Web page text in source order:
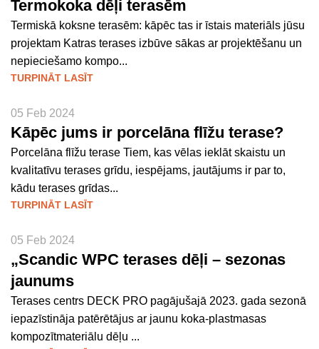
Termokoka dēļi terasēm
Termiskā koksne terasēm: kāpēc tas ir īstais materiāls jūsu
projektam Katras terases izbūve sākas ar projektēšanu un
nepieciešamo kompo...
TURPINĀT LASĪT
05 Feb 2024
Kāpēc jums ir porcelāna flīžu terase?
Porcelāna flīžu terase Tiem, kas vēlas ieklāt skaistu un
kvalitatīvu terases grīdu, iespējams, jautājums ir par to,
kādu terases grīdas...
TURPINĀT LASĪT
05 Feb 2024
„Scandic WPC terases dēļi – sezonas
jaunums
Terases centrs DECK PRO pagājušajā 2023. gada sezonā
iepazīstināja patērētājus ar jaunu koka-plastmasas
kompozītmateriālu dēļu ...